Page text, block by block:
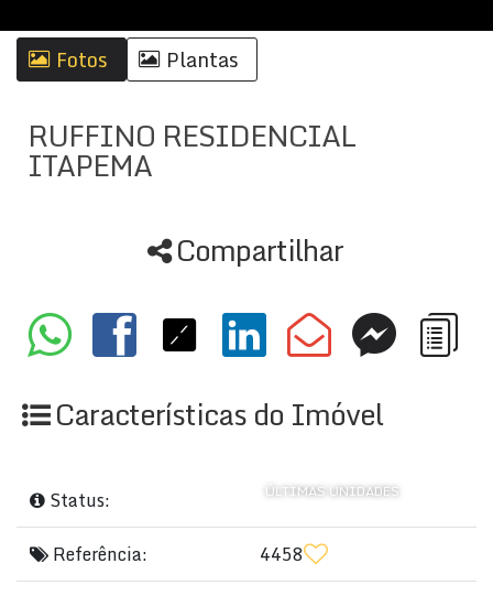
Fotos Plantas
RUFFINO RESIDENCIAL
ITAPEMA
Compartilhar
Características do Imóvel
Status: ÚLTIMAS UNIDADES
Referência:
4458